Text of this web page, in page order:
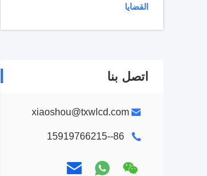
القضايا
اتصل بنا
xiaoshou@txwlcd.com
86--15919766215